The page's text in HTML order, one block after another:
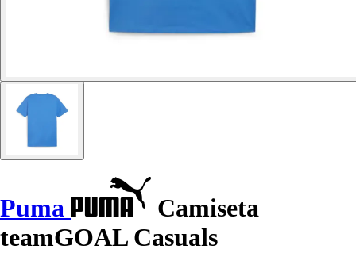
Puma
Camiseta
teamGOAL Casuals